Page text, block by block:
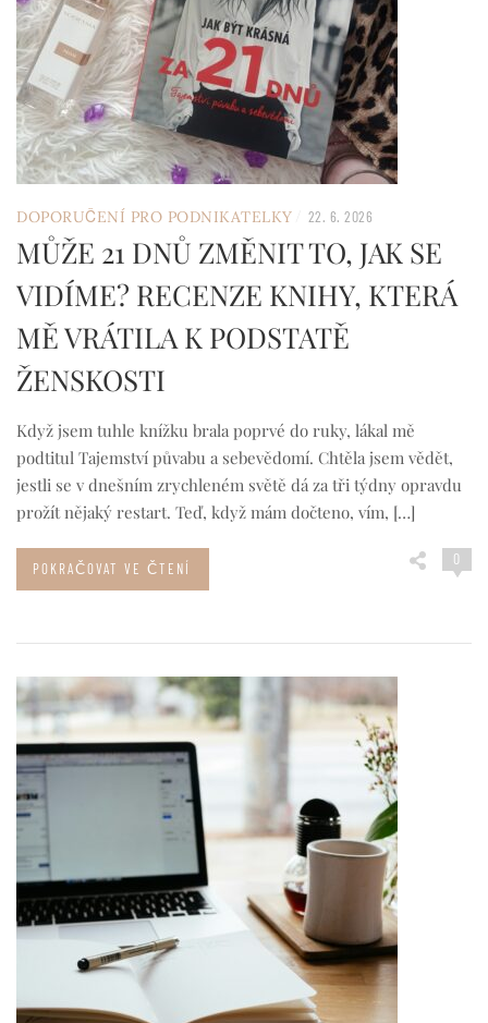
DOPORUČENÍ PRO PODNIKATELKY 22. 6. 2026
MŮŽE 21 DNŮ ZMĚNIT TO, JAK SE
VIDÍME? RECENZE KNIHY, KTERÁ
MĚ VRÁTILA K PODSTATĚ
ŽENSKOSTI
Když jsem tuhle knížku brala poprvé do ruky, lákal mě
podtitul Tajemství půvabu a sebevědomí. Chtěla jsem vědět,
jestli se v dnešním zrychleném světě dá za tři týdny opravdu
prožít nějaký restart. Teď, když mám dočteno, vím, […]
0
POKRAČOVAT VE ČTENÍ